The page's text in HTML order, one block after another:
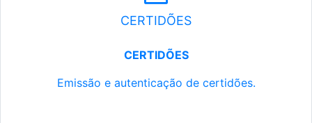
CERTIDÕES
CERTIDÕES
Emissão e autenticação de certidões.